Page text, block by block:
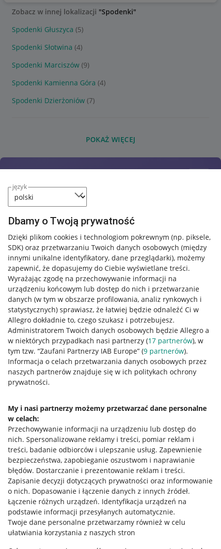
język
Dbamy o Twoją prywatność
Dzięki plikom cookies i technologiom pokrewnym (np. piksele,
SDK) oraz przetwarzaniu Twoich danych osobowych (między
innymi unikalne identyfikatory, dane przeglądarki), możemy
zapewnić, że dopasujemy do Ciebie wyświetlane treści.
Wyrażając zgodę na przechowywanie informacji na
urządzeniu końcowym lub dostęp do nich i przetwarzanie
danych (w tym w obszarze profilowania, analiz rynkowych i
statystycznych) sprawiasz, że łatwiej będzie odnaleźć Ci w
Allegro dokładnie to, czego szukasz i potrzebujesz.
Administratorem Twoich danych osobowych będzie Allegro a
w niektórych przypadkach nasi partnerzy (17 partnerów), w
tym tzw. “Zaufani Partnerzy IAB Europe” (9 partnerów).
Informacja o celach przetwarzania danych osobowych przez
naszych partnerów znajduje się w ich politykach ochrony
prywatności.
My i nasi partnerzy możemy przetwarzać dane personalne
w celach:
Przechowywanie informacji na urządzeniu lub dostęp do
nich. Spersonalizowane reklamy i treści, pomiar reklam i
treści, badanie odbiorców i ulepszanie usług. Zapewnienie
bezpieczeństwa, zapobieganie oszustwom i naprawianie
błędów. Dostarczanie i prezentowanie reklam i treści.
Zapisanie decyzji dotyczących prywatności oraz informowanie
o nich. Dopasowanie i łączenie danych z innych źródeł.
Łączenie różnych urządzeń. Identyfikacja urządzeń na
podstawie informacji przesyłanych automatycznie.
Twoje dane personalne przetwarzamy również w celu
ułatwiania korzystania z naszych stron
Zobacz w innej lokalizacji "Spodenki"
Spodenki Głuszyca (5)
Spodenki Słotwina (4)
Spodenki Marciszów (9)
Spodenki Kamienna Góra (4)
Spodenki Dzierżoniów (7)
POKAŻ WIĘCEJ
Przydatne informacje
Jak to działa
Allegro Gadane dla sprzedających
Allegro Gadane dla kupujących
Mapa miejscowości
Informacje prawne
Regulamin
Polityka plików "cookies"
Ustawienia plików "cookies"